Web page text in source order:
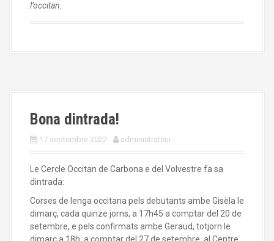
l’occitan.
Bona dintrada!
17 septembre 2022 administrateur
Le Cercle Occitan de Carbona e del Volvestre fa sa
dintrada:
Corses de lenga occitana pels debutants ambe Gisèla le
dimarç, cada quinze jorns, a 17h45 a comptar del 20 de
setembre, e pels confirmats ambe Geraud, totjorn le